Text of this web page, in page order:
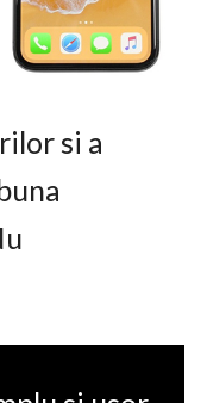
si a